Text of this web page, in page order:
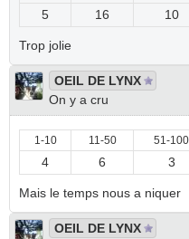
5 16 10
Trop jolie
OEIL DE LYNX
On y a cru
1-10 11-50 51-100
4 6 3
Mais le temps nous a niquer
OEIL DE LYNX